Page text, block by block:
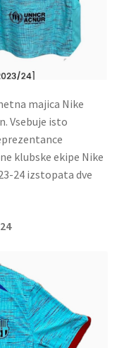
majica Nike
Vsebuje isto
klubske ekipe Nike
24 izstopata dve